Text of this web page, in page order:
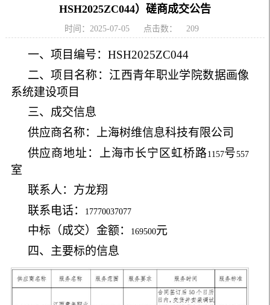
HSH2025ZC044）磋商成交公告
时间：2025-07-05 点击数： 209
一、项目编号： HSH2025ZC044
二、项目名称： 江西青年职业学院数据画像
系统建设项目
三、成交信息
供应商名称：上海树维信息科技有限公司
供应商地址：上海市长宁区虹桥路1157号557
室
联系人：方龙翔
联系电话：
17770037077
中标（成交）金额： 169500元
四、主要标的信息